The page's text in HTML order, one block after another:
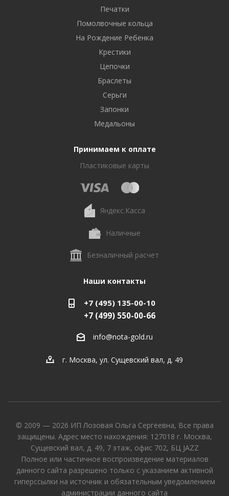
Печатки
Помолвочные кольца
На Рождение Ребенка
Крестики
Цепочки
Браслеты
Серьги
Запонки
Медальоны
Принимаем к оплате
Пластиковые карты
Яндекс.Касса
Наличные
Безналичный расчет
Наши контакты
+7 (495) 135-00-10
+7 (499) 550-00-66
info@nota-gold.ru
г. Москва, ул. Сущевский вал, д. 49
© 2009 — 2026 ИП Лозовая Ольга Сергеевна, Все права
защищены. Адрес место нахождения: 127018 г. Москва,
Сущевский вал, д. 49, 7 этаж, офис 702, БЦ JAZZ
Полное или частичное воспроизведение материалов
данного сайта разрешено только с указанием активной
гиперссылки на источник и обязательным уведомлением
администрации данного сайта